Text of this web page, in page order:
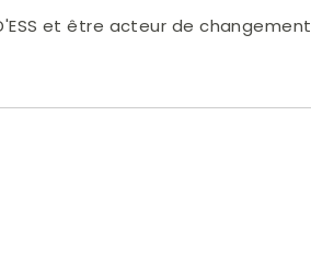
et être acteur de changement